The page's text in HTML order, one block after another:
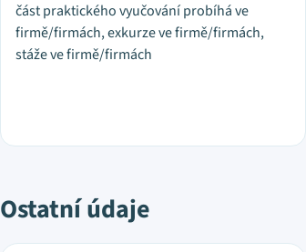
část praktického vyučování probíhá ve
firmě/firmách, exkurze ve firmě/firmách,
stáže ve firmě/firmách
Ostatní údaje